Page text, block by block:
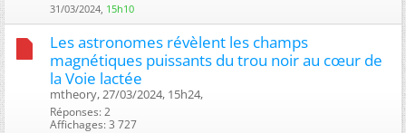
31/03/2024, 15h10
Les astronomes révèlent les champs
magnétiques puissants du trou noir au cœur de
la Voie lactée
mtheory, 27/03/2024, 15h24, ‎
Réponses: 2
Affichages: 3 727